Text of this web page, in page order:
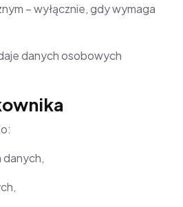
– wyłącznie, gdy wymaga
danych osobowych